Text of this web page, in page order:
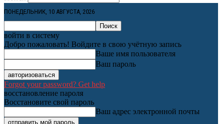
ПОНЕДЕЛЬНИК, 10 АВГУСТА, 2026
войти в систему
Добро пожаловать! Войдите в свою учётную запись
Ваше имя пользователя
Ваш пароль
Forgot your password? Get help
восстановление пароля
Восстановите свой пароль
Ваш адрес электронной почты